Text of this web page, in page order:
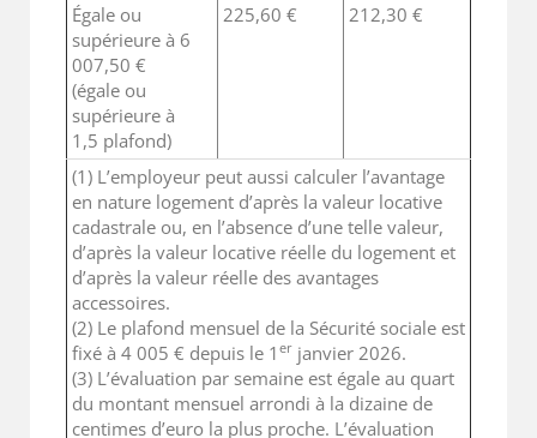
Égale ou
supérieure à 6
007,50 €
(égale ou
supérieure à
1,5 plafond)
225,60 € 212,30 €
(1) L’employeur peut aussi calculer l’avantage
en nature logement d’après la valeur locative
cadastrale ou, en l’absence d’une telle valeur,
d’après la valeur locative réelle du logement et
d’après la valeur réelle des avantages
accessoires.
(2) Le plafond mensuel de la Sécurité sociale est
fixé à 4 005 € depuis le 1 er janvier 2026.
(3) L’évaluation par semaine est égale au quart
du montant mensuel arrondi à la dizaine de
centimes d’euro la plus proche. L’évaluation